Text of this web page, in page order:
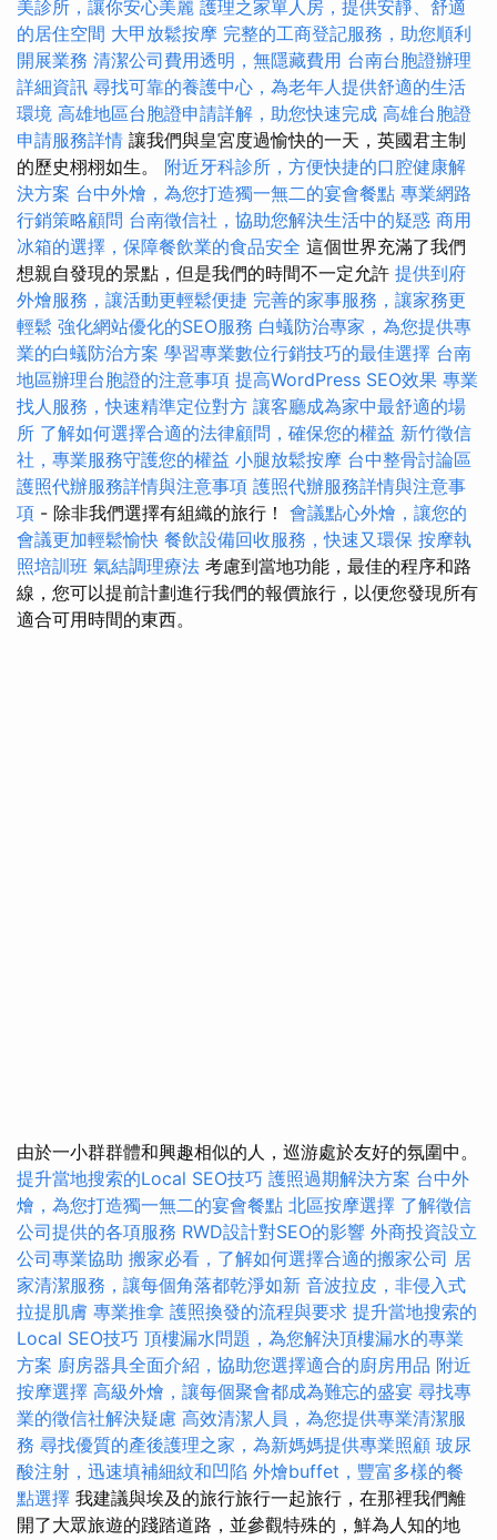
美診所，讓你安心美麗 護理之家單人房，提供安靜、舒適
的居住空間 大甲放鬆按摩 完整的工商登記服務，助您順利
開展業務 清潔公司費用透明，無隱藏費用 台南台胞證辦理
詳細資訊 尋找可靠的養護中心，為老年人提供舒適的生活
環境 高雄地區台胞證申請詳解，助您快速完成 高雄台胞證
申請服務詳情 讓我們與皇宮度過愉快的一天，英國君主制
的歷史栩栩如生。 附近牙科診所，方便快捷的口腔健康解
決方案 台中外燴，為您打造獨一無二的宴會餐點 專業網路
行銷策略顧問 台南徵信社，協助您解決生活中的疑惑 商用
冰箱的選擇，保障餐飲業的食品安全 這個世界充滿了我們
想親自發現的景點，但是我們的時間不一定允許 提供到府
外燴服務，讓活動更輕鬆便捷 完善的家事服務，讓家務更
輕鬆 強化網站優化的SEO服務 白蟻防治專家，為您提供專
業的白蟻防治方案 學習專業數位行銷技巧的最佳選擇 台南
地區辦理台胞證的注意事項 提高WordPress SEO效果 專業
找人服務，快速精準定位對方 讓客廳成為家中最舒適的場
所 了解如何選擇合適的法律顧問，確保您的權益 新竹徵信
社，專業服務守護您的權益 小腿放鬆按摩 台中整骨討論區
護照代辦服務詳情與注意事項 護照代辦服務詳情與注意事
項 - 除非我們選擇有組織的旅行！ 會議點心外燴，讓您的
會議更加輕鬆愉快 餐飲設備回收服務，快速又環保 按摩執
照培訓班 氣結調理療法 考慮到當地功能，最佳的程序和路
線，您可以提前計劃進行我們的報價旅行，以便您發現所有
適合可用時間的東西。
由於一小群群體和興趣相似的人，巡游處於友好的氛圍中。
提升當地搜索的Local SEO技巧 護照過期解決方案 台中外
燴，為您打造獨一無二的宴會餐點 北區按摩選擇 了解徵信
公司提供的各項服務 RWD設計對SEO的影響 外商投資設立
公司專業協助 搬家必看，了解如何選擇合適的搬家公司 居
家清潔服務，讓每個角落都乾淨如新 音波拉皮，非侵入式
拉提肌膚 專業推拿 護照換發的流程與要求 提升當地搜索的
Local SEO技巧 頂樓漏水問題，為您解決頂樓漏水的專業
方案 廚房器具全面介紹，協助您選擇適合的廚房用品 附近
按摩選擇 高級外燴，讓每個聚會都成為難忘的盛宴 尋找專
業的徵信社解決疑慮 高效清潔人員，為您提供專業清潔服
務 尋找優質的產後護理之家，為新媽媽提供專業照顧 玻尿
酸注射，迅速填補細紋和凹陷 外燴buffet，豐富多樣的餐
點選擇 我建議與埃及的旅行旅行一起旅行，在那裡我們離
開了大眾旅遊的踐踏道路，並參觀特殊的，鮮為人知的地